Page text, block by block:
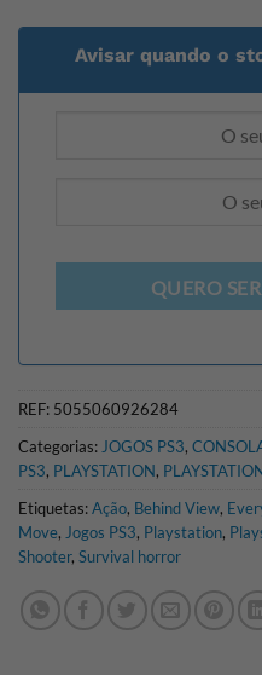
Avisar quando o
QUERO
REF: 5055060926284
Categorias:JOGOS PS3,
PS3, PLAYSTATION,
Etiquetas:Ação, Behind View,
Move, Jogos PS3, Playstation,
Shooter, Survival horror